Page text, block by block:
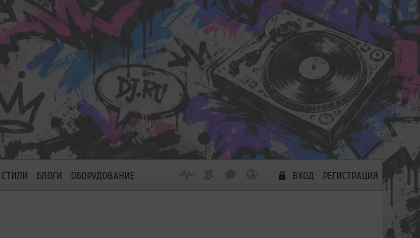
БЛОГИ ОБОРУДОВАНИЕ ВХОД РЕГИСТРАЦИЯ